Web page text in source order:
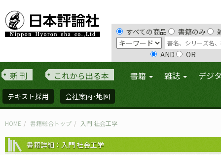
すべての商品 書籍のみ
AND OR
新 刊 これから出る本 書籍 雑誌 デジ
テキスト採用 会社案内･地図
HOME 書籍総合トップ 入門 社会工学
書籍詳細：入門 社会工学